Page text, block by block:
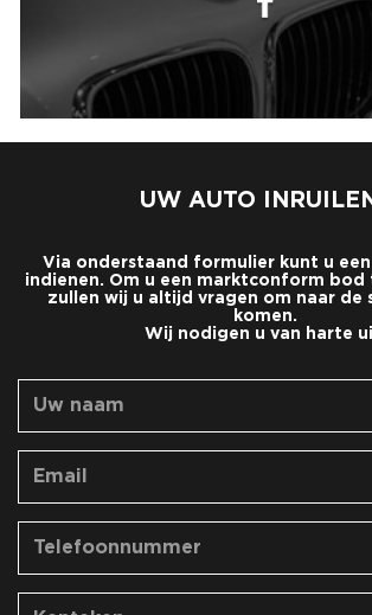
UW AUTO
Via onderstaand formulier kunt u
indienen. Om u een marktconform bod
zullen wij u altijd vragen om naar de
komen.
Wij nodigen u van harte